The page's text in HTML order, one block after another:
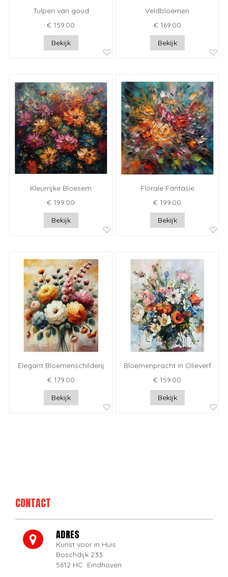
Tulpen van goud
€ 159.00
Bekijk
Veldbloemen
€ 169.00
Bekijk
Kleurrijke Bloesem
€ 199.00
Bekijk
Florale Fantasie
€ 199.00
Bekijk
Elegant Bloemenschilderij
€ 179.00
Bekijk
Bloemenpracht in Olieverf
€ 159.00
Bekijk
CONTACT
ADRES
Kunst voor in Huis
Boschdijk 233
5612 HC Eindhoven